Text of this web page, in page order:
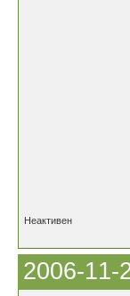
Неактивен
2006-11-